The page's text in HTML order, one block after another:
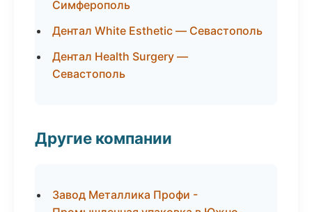
Симферополь
Дентал White Esthetic — Севастополь
Дентал Health Surgery —
Севастополь
Другие компании
Завод Металлика Профи -